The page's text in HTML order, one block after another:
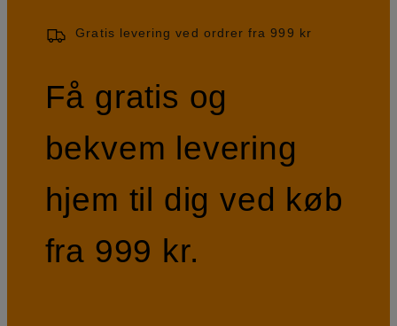
Gratis levering ved ordrer fra 999 kr
Få gratis og
bekvem levering
hjem til dig ved køb
fra 999 kr.